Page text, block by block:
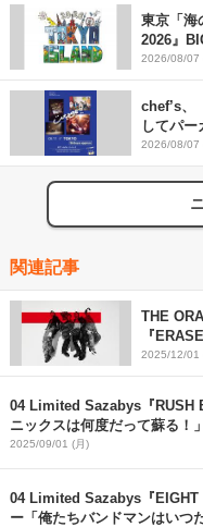
東京「海
2026』
発表 ワ
2026/08/07
chef’s、
してパー
2026/08/07
関連記事
THE
『
解禁 TK
表
2025/12/01
04 Limited Sazabys『RUSH
ニックスは何度だって蘇る！
った珠玉のステージ
2025/09/01 (月)
04 Limited Sazabys『EIGHT
ー「俺たちバンドマンはいつ